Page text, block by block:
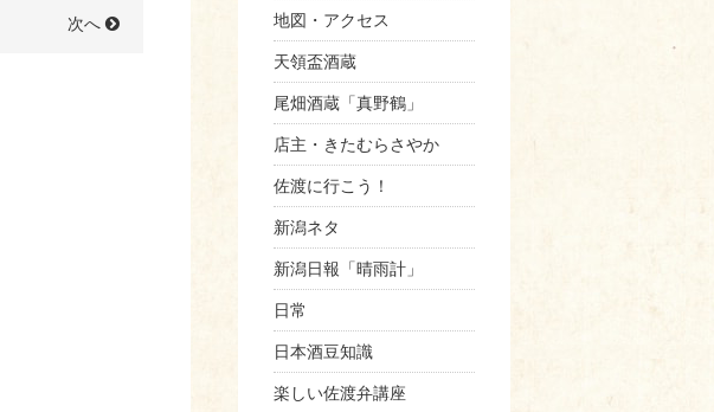
次へ 地図・アクセス
天領盃酒蔵
尾畑酒蔵「真野鶴」
店主・きたむらさやか
佐渡に行こう！
新潟ネタ
新潟日報「晴雨計」
日常
日本酒豆知識
楽しい佐渡弁講座